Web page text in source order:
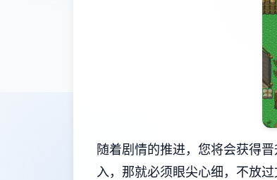
随着剧情的推进，您将会获得
入，那就必须眼尖心细，不放